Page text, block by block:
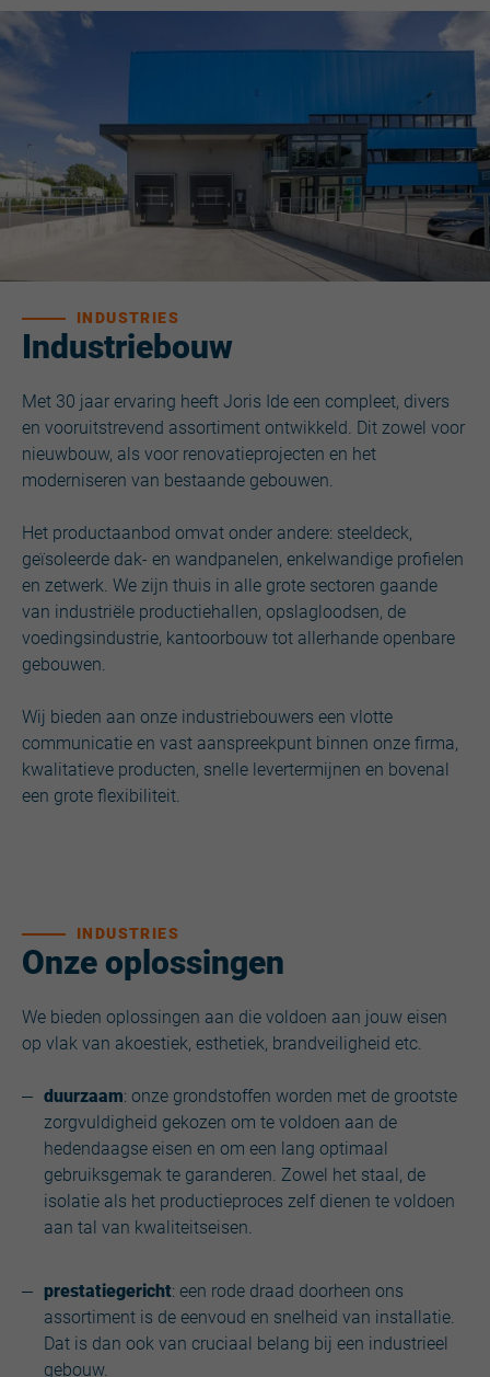
Industriebouw
INDUSTRIES
Met 30 jaar ervaring heeft Joris Ide een compleet, divers
en vooruitstrevend assortiment ontwikkeld. Dit zowel voor
nieuwbouw, als voor renovatieprojecten en het
moderniseren van bestaande gebouwen.
Het productaanbod omvat onder andere: steeldeck,
geïsoleerde dak- en wandpanelen, enkelwandige profielen
en zetwerk. We zijn thuis in alle grote sectoren gaande
van industriële productiehallen, opslagloodsen, de
voedingsindustrie, kantoorbouw tot allerhande openbare
gebouwen.
Wij bieden aan onze industriebouwers een vlotte
communicatie en vast aanspreekpunt binnen onze firma,
kwalitatieve producten, snelle levertermijnen en bovenal
een grote flexibiliteit.
Onze oplossingen
INDUSTRIES
We bieden oplossingen aan die voldoen aan jouw eisen
op vlak van akoestiek, esthetiek, brandveiligheid etc.
duurzaam: onze grondstoffen worden met de grootste
zorgvuldigheid gekozen om te voldoen aan de
hedendaagse eisen en om een lang optimaal
gebruiksgemak te garanderen. Zowel het staal, de
isolatie als het productieproces zelf dienen te voldoen
aan tal van kwaliteitseisen.
prestatiegericht: een rode draad doorheen ons
assortiment is de eenvoud en snelheid van installatie.
Dat is dan ook van cruciaal belang bij een industrieel
gebouw.